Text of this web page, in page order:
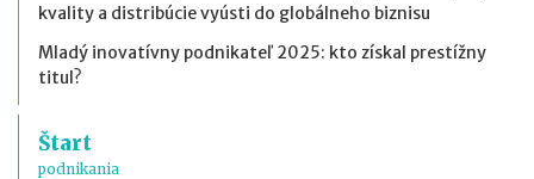
kvality a distribúcie vyústi do globálneho biznisu
Mladý inovatívny podnikateľ 2025: kto získal prestížny
titul?
Štart
podnikania